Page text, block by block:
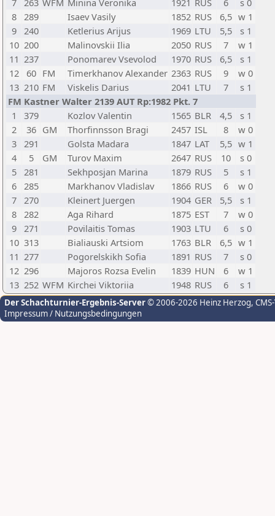
7 263 WFM Minina Veronika 1921 RUS 6
s 0
8 289 Isaev Vasily 1852 RUS 6,5 w 1
9 240 Ketlerius Arijus 1969 LTU 5,5
s 1
10 200 Malinovskii Ilia 2050 RUS 7
w 1
11 237 Ponomarev Vsevolod 1970 RUS 6,5
s 1
12 60 FM Timerkhanov Alexander 2363 RUS 9
w 0
13 210 FM Viskelis Darius 2041 LTU 7
s 1
FM Kastner Walter 2139 AUT Rp:1982 Pkt. 7
1
379 Kozlov Valentin 1565 BLR 4,5
s 1
2
36 GM Thorfinnsson Bragi 2457 ISL 8
w 0
3 291 Golsta Madara 1847 LAT 5,5 w 1
4
5 GM Turov Maxim 2647 RUS 10
s 0
5 281 Sekhposjan Marina 1879 RUS 5
s 1
6 285 Markhanov Vladislav 1866 RUS 6
w 0
7 270 Kleinert Juergen 1904 GER 5,5
s 1
8 282 Aga Rihard 1875 EST 7
w 0
9 271 Povilaitis Tomas 1903 LTU 6
s 0
10 313 Bialiauski Artsiom 1763 BLR 6,5 w 1
11 277 Pogorelskikh Sofia 1891 RUS 7
s 0
12 296 Majoros Rozsa Evelin 1839 HUN 6
w 1
13 252 WFM Kirchei Viktoriia 1948 RUS 6 s 1
Der Schachturnier-Ergebnis-Server© 2006-2026 Heinz Herzog,
Impressum / Nutzungsbedingungen